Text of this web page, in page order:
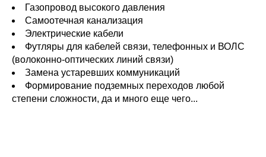
Газопровод высокого давления
Самоотечная канализация
Электрические кабели
Футляры для кабелей связи, телефонных и ВОЛС
(волоконно-оптических линий связи)
Замена устаревших коммуникаций
Формирование подземных переходов любой
степени сложности, да и много еще чего...